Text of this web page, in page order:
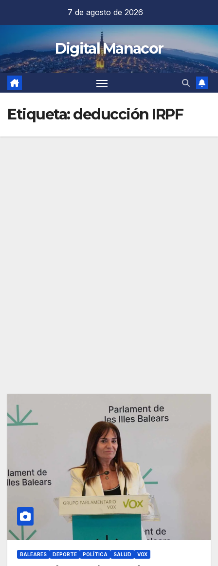
contenido
7 de agosto de 2026
Digital Manacor
Etiqueta:deducción IRPF
BALEARES DEPORTE POLÍTICA SALUD VOX